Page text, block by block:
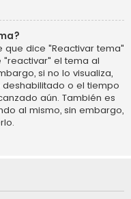
dice "Reactivar tema"
el tema al
si no lo visualiza,
o el tiempo
aún. También es
al mismo, sin embargo,